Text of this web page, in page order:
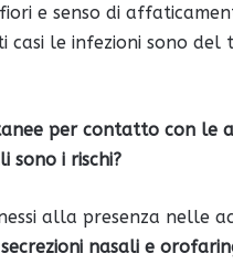
e senso di
casi le infezioni sono del
per contatto con le
sono i rischi?
alla presenza nelle
nasali e